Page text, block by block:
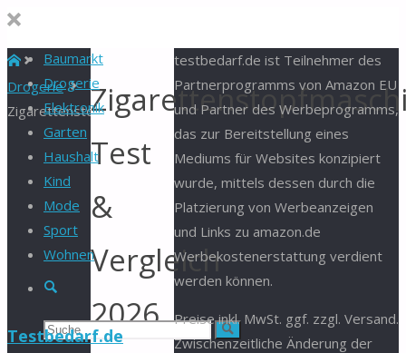
Baumarkt
Drogerie
Elektronik
Garten
Haushalt
Kind
Mode
Sport
Wohnen
Suche
Suchen Suche
Testbedarf.de
Start
Drogerie
Zigarettenstopfmaschine
Test
&
Vergleich
2026
testbedarf.de ist Teilnehmer des
Partnerprogramms von Amazon EU
und Partner des Werbeprogramms,
das zur Bereitstellung eines
Mediums für Websites konzipiert
wurde, mittels dessen durch die
Platzierung von Werbeanzeigen
und Links zu amazon.de
Werbekostenerstattung verdient
werden können.
Preise inkl. MwSt. ggf. zzgl. Versand.
Zwischenzeitliche Änderung der